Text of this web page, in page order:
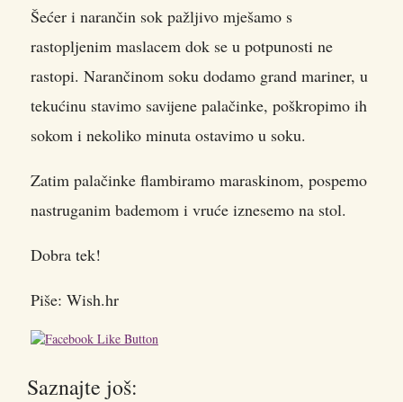
Šećer i narančin sok pažljivo mješamo s
rastopljenim maslacem dok se u potpunosti ne
rastopi. Narančinom soku dodamo grand mariner, u
tekućinu stavimo savijene palačinke, poškropimo ih
sokom i nekoliko minuta ostavimo u soku.
Zatim palačinke flambiramo maraskinom, pospemo
nastruganim bademom i vruće iznesemo na stol.
Dobra tek!
Piše: Wish.hr
Saznajte još: